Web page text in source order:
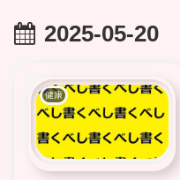
2025-05-20
健康